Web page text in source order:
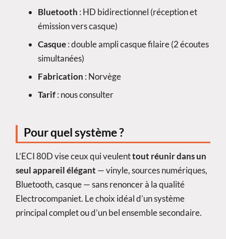
Bluetooth : HD bidirectionnel (réception et
émission vers casque)
Casque: double ampli casque filaire (2 écoutes
simultanées)
Fabrication : Norvège
Tarif: nous consulter
Pour quel système ?
L’ECI 80D vise ceux qui veulenttout réunir dans un
seul appareil élégant — vinyle, sources numériques,
Bluetooth, casque — sans renoncer à la qualité
Electrocompaniet. Le choix idéal d’un système
principal complet ou d’un bel ensemble secondaire.